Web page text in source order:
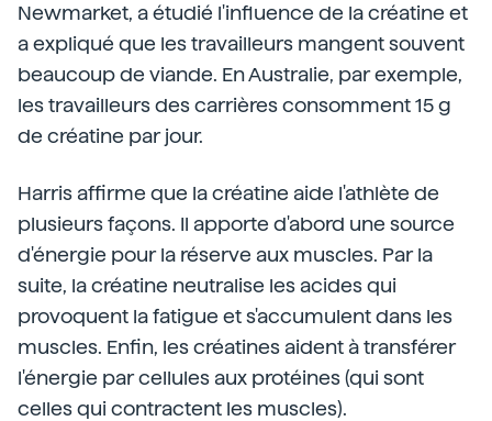
Newmarket, a étudié l'influence de la créatine et
a expliqué que les travailleurs mangent souvent
beaucoup de viande. En Australie, par exemple,
les travailleurs des carrières consomment 15 g
de créatine par jour.
Harris affirme que la créatine aide l'athlète de
plusieurs façons. Il apporte d'abord une source
d'énergie pour la réserve aux muscles. Par la
suite, la créatine neutralise les acides qui
provoquent la fatigue et s'accumulent dans les
muscles. Enfin, les créatines aident à transférer
l'énergie par cellules aux protéines (qui sont
celles qui contractent les muscles).